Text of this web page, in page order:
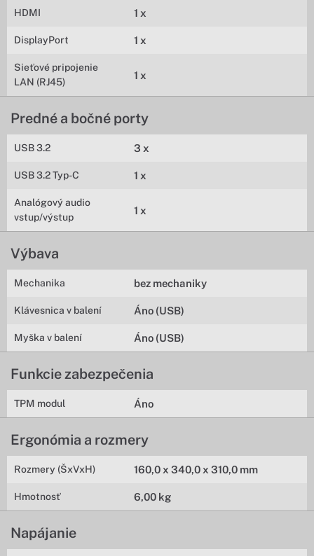
HDMI 1 x
DisplayPort 1 x
Sieťové pripojenie
LAN (RJ45)
1 x
Predné a bočné porty
USB 3.2 3 x
USB 3.2 Typ-C 1 x
Analógový audio
vstup/výstup
1 x
Výbava
Mechanika bez mechaniky
Klávesnica v balení Áno (USB)
Myška v balení Áno (USB)
Funkcie zabezpečenia
TPM modul Áno
Ergonómia a rozmery
Rozmery (ŠxVxH) 160,0 x 340,0 x 310,0 mm
Hmotnosť 6,00 kg
Napájanie